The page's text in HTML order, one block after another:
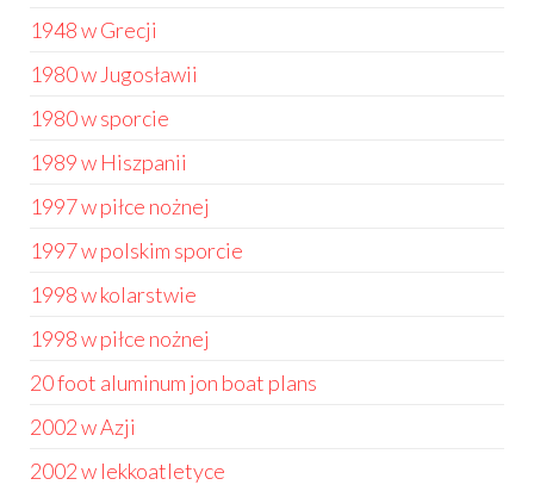
1948 w Grecji
1980 w Jugosławii
1980 w sporcie
1989 w Hiszpanii
1997 w piłce nożnej
1997 w polskim sporcie
1998 w kolarstwie
1998 w piłce nożnej
20 foot aluminum jon boat plans
2002 w Azji
2002 w lekkoatletyce